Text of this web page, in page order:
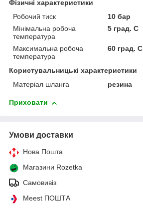
Фізичні характеристики
Робочий тиск
10 бар
Мінімальна робоча
температура
5 град. C
Максимальна робоча
температура
60 град. C
Користувальницькі характеристики
Матеріал шланга
резина
Приховати
Умови доставки
Нова Пошта
Магазини Rozetka
Самовивіз
Meest ПОШТА